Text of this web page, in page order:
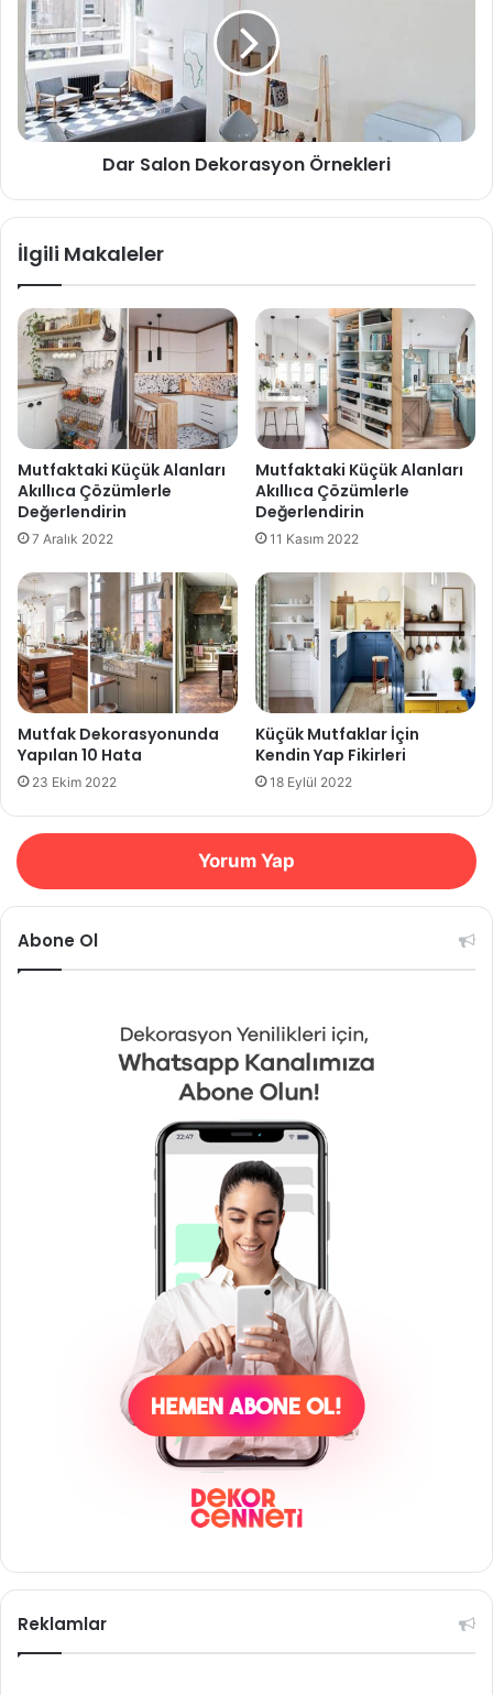
Dar Salon Dekorasyon Örnekleri
İlgili Makaleler
Mutfaktaki Küçük Alanları
Akıllıca Çözümlerle
Değerlendirin
7 Aralık 2022
Mutfaktaki Küçük Alanları
Akıllıca Çözümlerle
Değerlendirin
11 Kasım 2022
Mutfak Dekorasyonunda
Yapılan 10 Hata
23 Ekim 2022
Küçük Mutfaklar İçin
Kendin Yap Fikirleri
18 Eylül 2022
Yorum Yap
Abone Ol
Reklamlar